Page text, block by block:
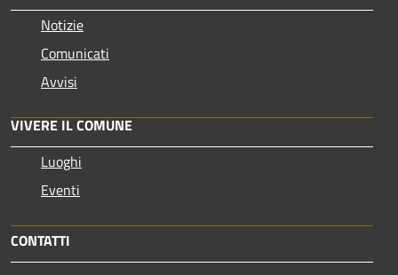
Notizie
Comunicati
Avvisi
VIVERE IL COMUNE
Luoghi
Eventi
CONTATTI